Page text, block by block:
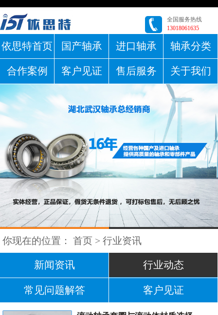
全国服务热线
13018061635
依思特首页 国产轴承 进口轴承 轴承分类
合作案例 客户见证 售后服务 关于我们
你现在的位置： 首页 > 行业资讯
新闻资讯 行业动态
常见问题解答 客户见证